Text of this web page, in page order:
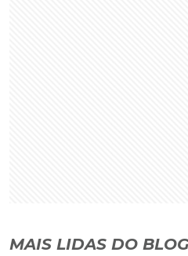
MAIS LIDAS DO BLOG